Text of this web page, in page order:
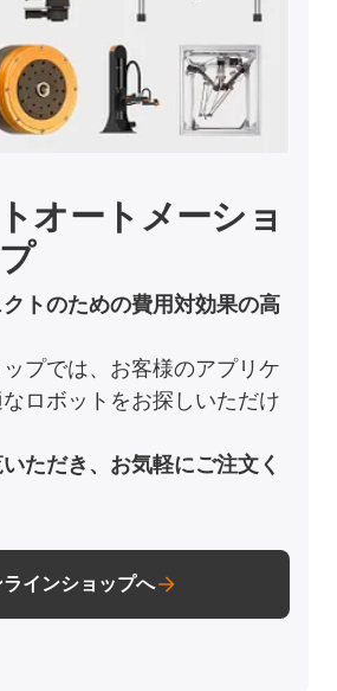
オートメーショ
トのための費用対効果の高
プでは、お客様のアプリケ
ロボットをお探しいただけ
ただき、お気軽にご注文く
ラインショップへ